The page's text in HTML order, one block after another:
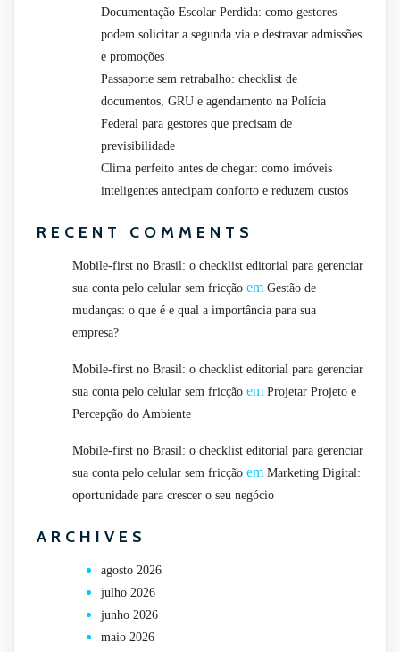
Documentação Escolar Perdida: como gestores
podem solicitar a segunda via e destravar admissões
e promoções
Passaporte sem retrabalho: checklist de
documentos, GRU e agendamento na Polícia
Federal para gestores que precisam de
previsibilidade
Clima perfeito antes de chegar: como imóveis
inteligentes antecipam conforto e reduzem custos
RECENT COMMENTS
Mobile-first no Brasil: o checklist editorial para gerenciar
sua conta pelo celular sem fricção em Gestão de
mudanças: o que é e qual a importância para sua
empresa?
Mobile-first no Brasil: o checklist editorial para gerenciar
sua conta pelo celular sem fricção em Projetar Projeto e
Percepção do Ambiente
Mobile-first no Brasil: o checklist editorial para gerenciar
sua conta pelo celular sem fricção em Marketing Digital:
oportunidade para crescer o seu negócio
ARCHIVES
agosto 2026
julho 2026
junho 2026
maio 2026